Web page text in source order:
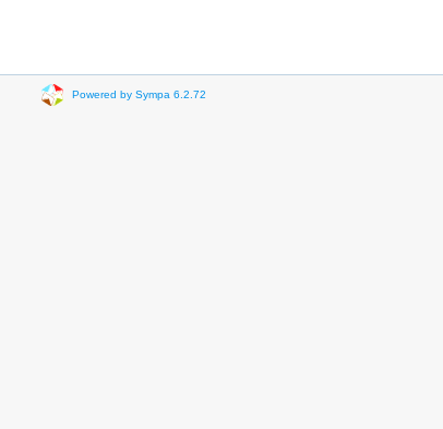
Powered by Sympa 6.2.72